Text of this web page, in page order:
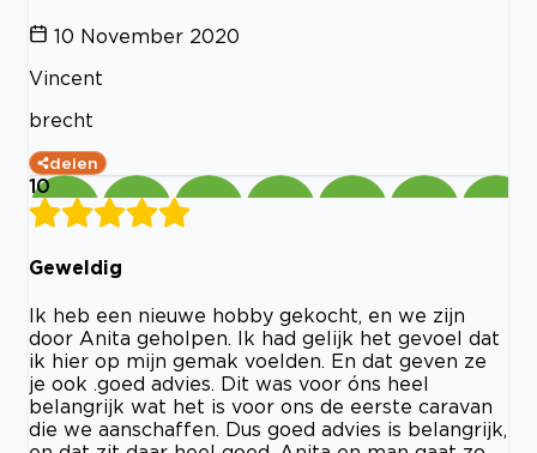
10 November 2020
Vincent
brecht
delen
10
Geweldig
Ik heb een nieuwe hobby gekocht, en we zijn
door Anita geholpen. Ik had gelijk het gevoel dat
ik hier op mijn gemak voelden. En dat geven ze
je ook .goed advies. Dit was voor óns heel
belangrijk wat het is voor ons de eerste caravan
die we aanschaffen. Dus goed advies is belangrijk,